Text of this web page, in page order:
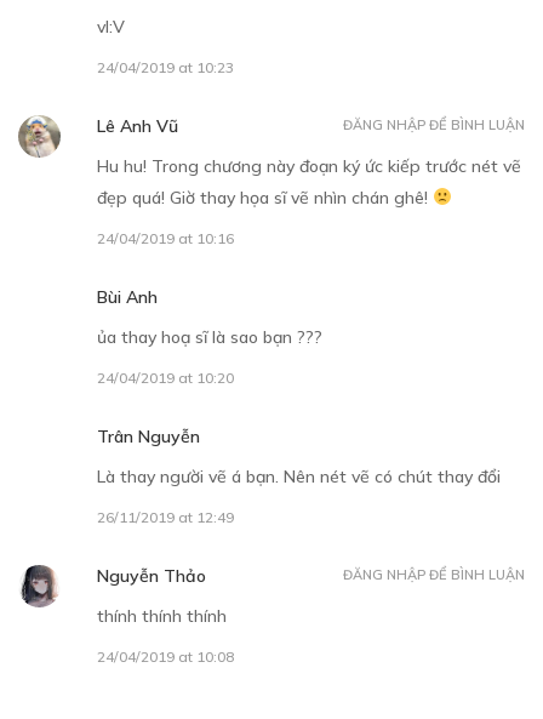
vl:V
24/04/2019 at 10:23
Lê Anh Vũ
Hu hu! Trong chương này đoạn ký ức kiếp trước nét vẽ
đẹp quá! Giờ thay họa sĩ vẽ nhìn chán ghê!
24/04/2019 at 10:16
ĐĂNG NHẬP ĐỂ BÌNH LUẬN
Bùi Anh
ủa thay hoạ sĩ là sao bạn ???
24/04/2019 at 10:20
Trân Nguyễn
Là thay người vẽ á bạn. Nên nét vẽ có chút thay đổi
26/11/2019 at 12:49
Nguyễn Thảo
thính thính thính
24/04/2019 at 10:08
ĐĂNG NHẬP ĐỂ BÌNH LUẬN